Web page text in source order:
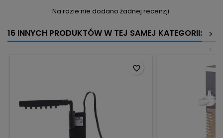
Na razie nie dodano żadnej recenzji.
16 INNYCH PRODUKTÓW W TEJ SAMEJ KATEGORII:
>
<
favorite_border